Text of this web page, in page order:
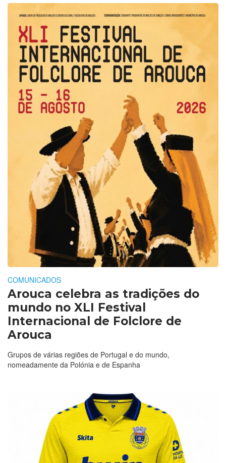
COMUNICADOS
Arouca celebra as tradições do
mundo no XLI Festival
Internacional de Folclore de
Arouca
Grupos de várias regiões de Portugal e do mundo,
nomeadamente da Polónia e de Espanha